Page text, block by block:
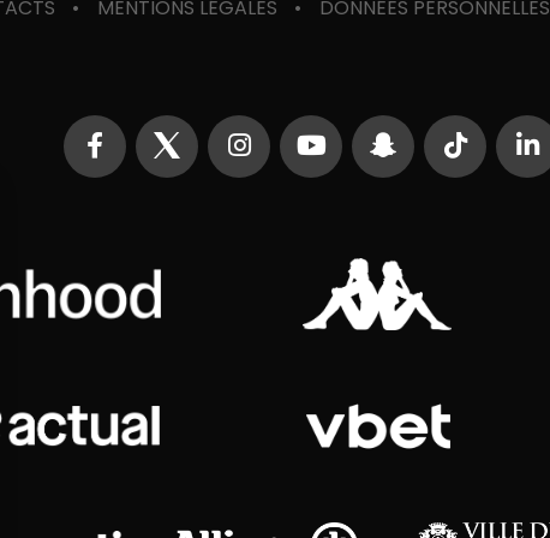
MENTIONS LÉGALES DONNÉES PERSONNELLES